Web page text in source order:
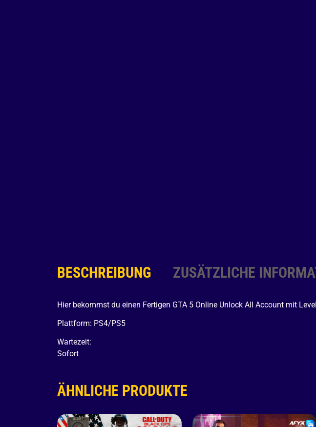
BESCHREIBUNG ZUSÄTZLICHE
Hier bekommst du einen Fertigen GTA 5 Online Unlock All Account mit
Plattform: PS4/PS5
Wartezeit:
Sofort
ÄHNLICHE PRODUKTE